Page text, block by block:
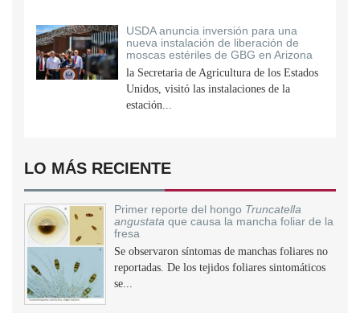
USDA anuncia inversión para una
nueva instalación de liberación de
moscas estériles de GBG en Arizona
la Secretaria de Agricultura de los Estados
Unidos, visitó las instalaciones de la
estación...
LO MÁS RECIENTE
Primer reporte del hongo Truncatella
angustata que causa la mancha foliar de la
fresa
Se observaron síntomas de manchas foliares no
reportadas. De los tejidos foliares sintomáticos
se...